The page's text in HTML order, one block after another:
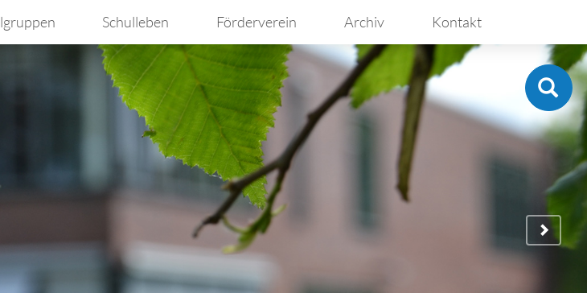
Schulleben Förderverein Archiv Kontakt